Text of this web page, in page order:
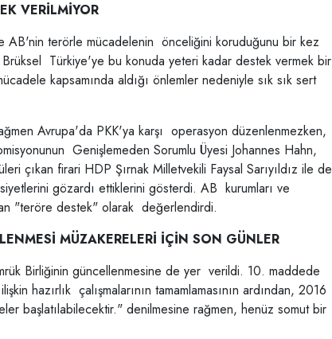
VERİLMİYOR
AB'nin terörle mücadelenin önceliğini koruduğunu bir kez
Türkiye'ye bu konuda yeteri kadar destek vermek bir
kapsamında aldığı önlemler nedeniyle sık sık sert
Avrupa'da PKK'ya karşı operasyon düzenlenmezken,
Genişlemeden Sorumlu Üyesi Johannes Hahn,
çıkan firari HDP Şırnak Milletvekili Faysal Sarıyıldız ile de
gözardı ettiklerini gösterdi. AB kurumları ve
"teröre destek" olarak değerlendirdi.
MÜZAKERELERİ İÇİN SON GÜNLER
Birliğinin güncellenmesine de yer verildi. 10. maddede
hazırlık çalışmalarının tamamlamasının ardından, 2016
başlatılabilecektir." denilmesine rağmen, henüz somut bir